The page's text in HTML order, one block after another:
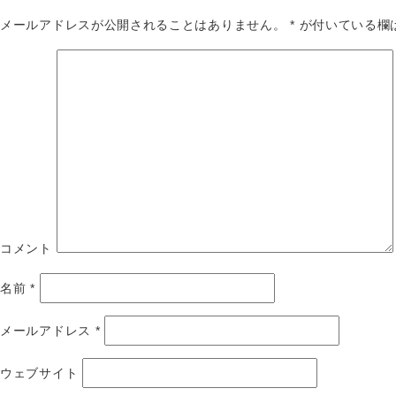
メールアドレスが公開されることはありません。 * が付いている欄
コメント
名前*
メールアドレス *
ウェブサイト